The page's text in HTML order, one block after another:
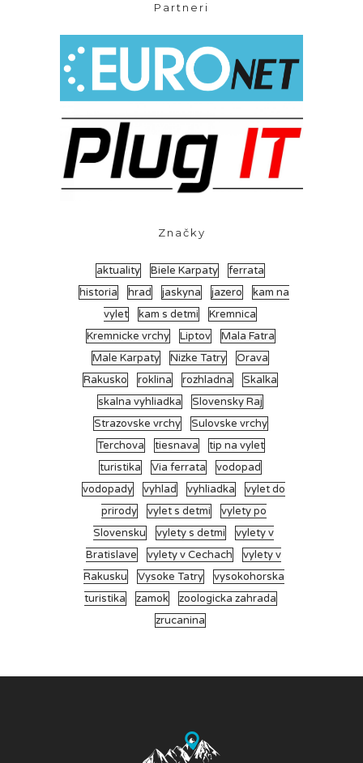
Partneri
Značky
aktuality Biele Karpaty
ferrata
historia
hrad jaskyna jazero
kam na
vylet
kam s detmi
Kremnica
Kremnicke vrchy
Liptov
Mala Fatra
Male Karpaty
Nizke Tatry
Orava
Rakusko
roklina rozhladna
Skalka
skalna vyhliadka
Slovensky Raj
Strazovske vrchy
Sulovske vrchy
Terchova
tiesnava
tip na vylet
turistika
Via ferrata
vodopad
vodopady
vyhlad vyhliadka
vylet do
prirody
vylet s detmi
vylety po
Slovensku
vylety s detmi
vylety v
Bratislave
vylety v Cechach
vylety v
Rakusku
Vysoke Tatry
vysokohorska
turistika
zamok
zoologicka zahrada
zrucanina